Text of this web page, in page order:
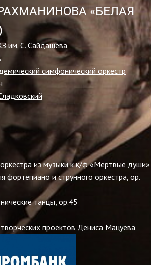
«БЕЛАЯ
им. С. Сайдашева
симфонический оркестр
из музыки к к/ф «Мертвые души»
фортепиано и струнного оркестра, op.
танцы, op.45
проектов Дениса Мацуева